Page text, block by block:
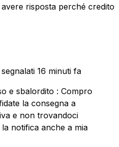
risposta perché credito
16 minuti fa
e sbalordito : Compro
la consegna a
e non trovandoci
notifica anche a mia